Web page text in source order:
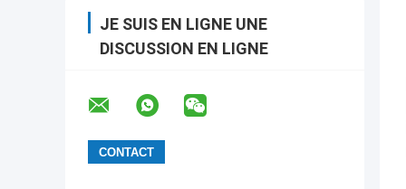
JE SUIS EN LIGNE UNE
DISCUSSION EN LIGNE